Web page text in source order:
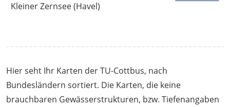
Kleiner Zernsee (Havel)
Hier seht Ihr Karten der TU-Cottbus, nach
Bundesländern sortiert. Die Karten, die keine
brauchbaren Gewässerstrukturen, bzw. Tiefenangaben